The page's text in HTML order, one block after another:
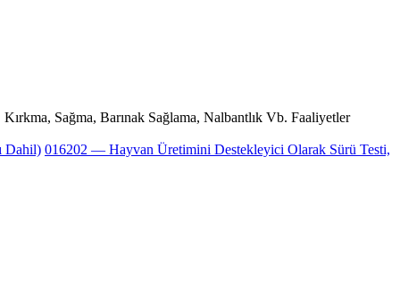
Sağma, Barınak Sağlama, Nalbantlık Vb. Faaliyetler
Dahil) 016202 — Hayvan Üretimini Destekleyici Olarak Sürü Testi,